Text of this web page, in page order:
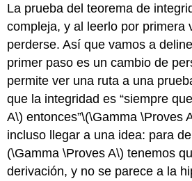
La prueba del teorema de
compleja, y al leerlo por primera
perderse. Así que vamos a
primer paso es un cambio de
permite ver una ruta a una
que la integridad es “siempre
A\) entonces”\(\Gamma \Proves
incluso llegar a una idea: para
(\Gamma \Proves A\) tenemos
derivación, y no se parece a la